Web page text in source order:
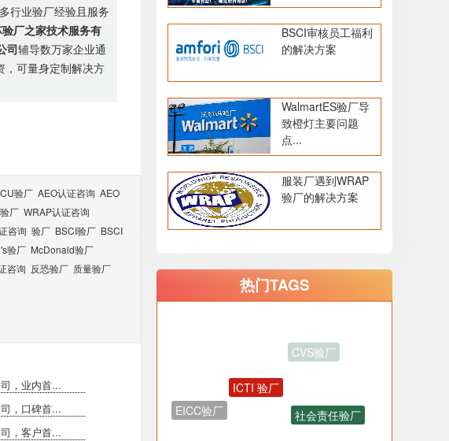
行业验厂经验且服务
厂之家技术服务有
司辅导数万家企业通
，可量身定制解决方
验厂 AEO认证咨询 AEO
厂 WRAP认证咨询
咨询 验厂 BSCI验厂 BSCI
验厂 McDonald验厂
咨询 反恐验厂 质量验厂
，业内首...
，口碑首...
，客户首...
BSCI审核员工福利
的解决方案
WalmartES验厂导
致橙灯主要问题
点...
服装厂遇到WRAP
验厂的解决方案
热门TAGS
EICC验厂